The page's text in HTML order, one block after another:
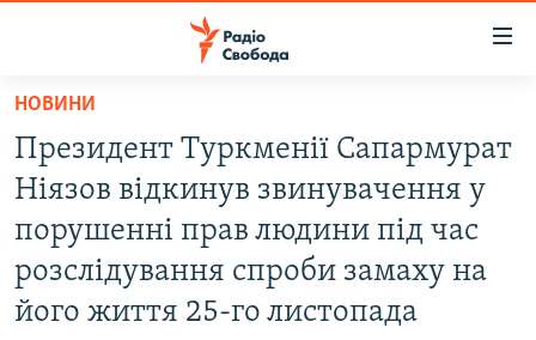
Перейти
основного
матеріалу
до
основної
навігації
ВСЕ ЗА ДОБУ
ПОЛІТИКА
РОСІЙСЬКА «ФІЛЬТРАЦІЯ»
НОВИНИ
Президент Туркменії Сапармурат
Ніязов відкинув звинувачення у
порушенні прав людини під час
розслідування спроби замаху на
його життя 25-го листопада